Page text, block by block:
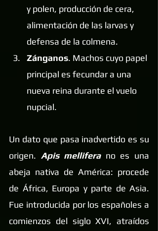
y polen, producción de cera,
alimentación de las larvas y
defensa de la colmena.
Zánganos. Machos cuyo papel
principal es fecundar a una
nueva reina durante el vuelo
nupcial.
Un dato que pasa inadvertido es su
origen. Apis mellifera no es una
abeja nativa de América: procede
de África, Europa y parte de Asia.
Fue introducida por los españoles a
comienzos del siglo XVI, atraídos